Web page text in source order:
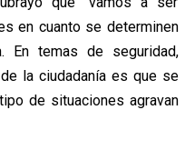
en cuanto se determinen
En temas de seguridad,
la ciudadanía es que se
de situaciones agravan